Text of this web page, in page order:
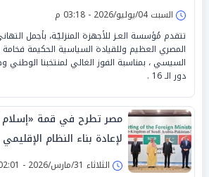
السبت 04/يوليو/2026 - 03:18 م
تتقدم مُؤسسة العـز للأجهزة المنزليّـة، بأجمل
المصري العظيم وللقيادة السياسية الحكيمة فخامة
السيسي ، بمناسبة الفوز الغالي لمنتخبنا
دور الـ 16 .
مصر تطرح في قمة «إسلام
لإعادة بناء النظام الإقليمي
الثلاثاء 31/مارس/2026 - 02:01 م